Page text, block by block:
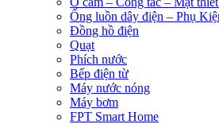
Ống luồn dây điện – Phụ
Đồng hồ điện
Quạt
Phích nước
Bếp điện từ
Máy nước nóng
Máy bơm
FPT Smart Home